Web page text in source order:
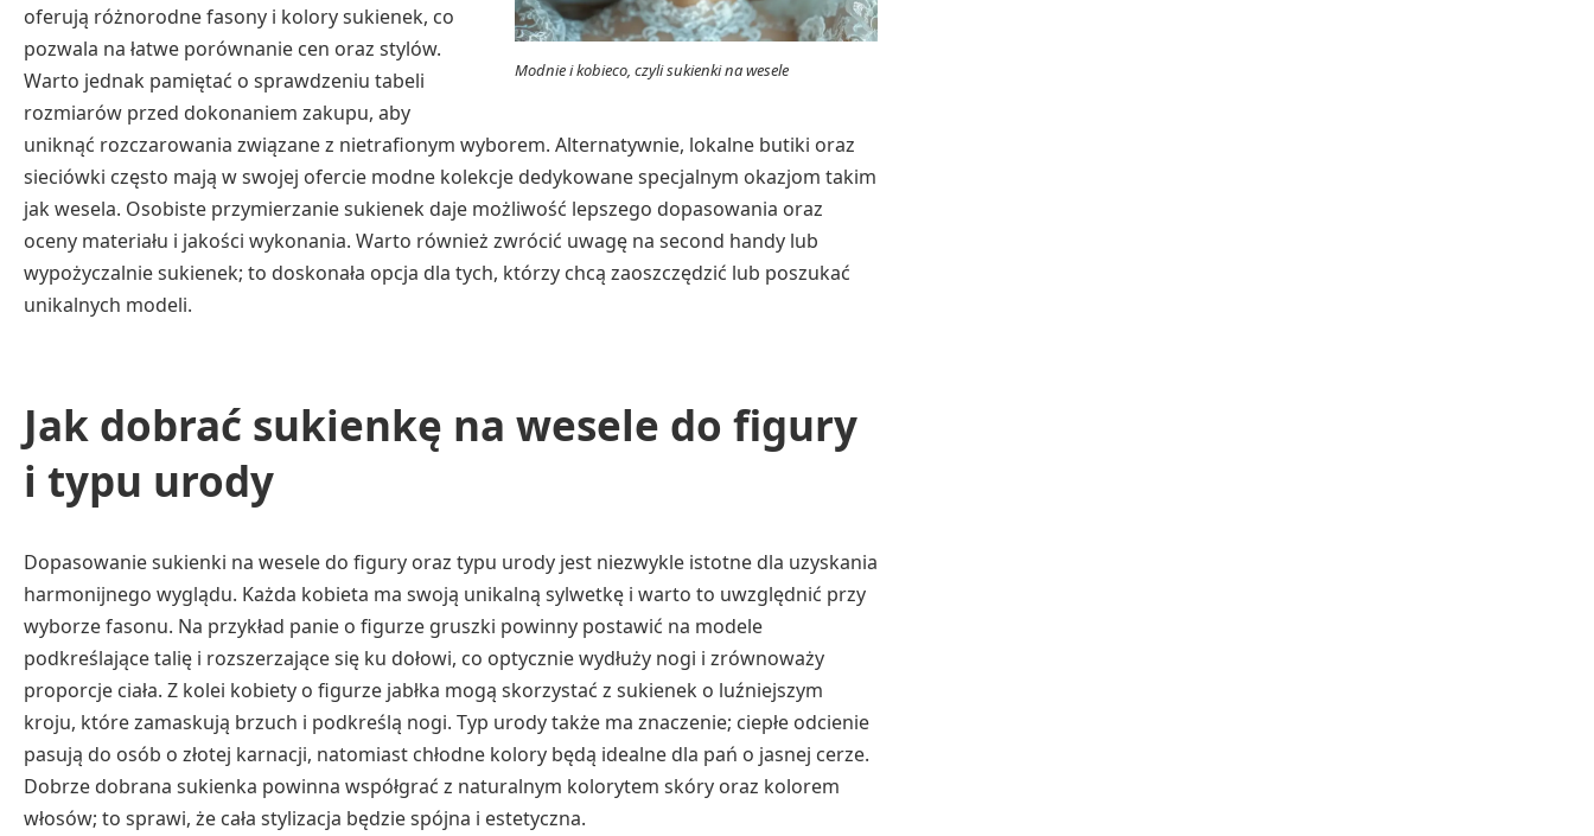
Modnie i kobieco, czyli sukienki na wesele
oferują różnorodne fasony i kolory sukienek, co
pozwala na łatwe porównanie cen oraz stylów.
Warto jednak pamiętać o sprawdzeniu tabeli
rozmiarów przed dokonaniem zakupu, aby
uniknąć rozczarowania związane z nietrafionym wyborem. Alternatywnie, lokalne butiki oraz
sieciówki często mają w swojej ofercie modne kolekcje dedykowane specjalnym okazjom takim
jak wesela. Osobiste przymierzanie sukienek daje możliwość lepszego dopasowania oraz
oceny materiału i jakości wykonania. Warto również zwrócić uwagę na second handy lub
wypożyczalnie sukienek; to doskonała opcja dla tych, którzy chcą zaoszczędzić lub poszukać
unikalnych modeli.
Jak dobrać sukienkę na wesele do figury
i typu urody
Dopasowanie sukienki na wesele do figury oraz typu urody jest niezwykle istotne dla uzyskania
harmonijnego wyglądu. Każda kobieta ma swoją unikalną sylwetkę i warto to uwzględnić przy
wyborze fasonu. Na przykład panie o figurze gruszki powinny postawić na modele
podkreślające talię i rozszerzające się ku dołowi, co optycznie wydłuży nogi i zrównoważy
proporcje ciała. Z kolei kobiety o figurze jabłka mogą skorzystać z sukienek o luźniejszym
kroju, które zamaskują brzuch i podkreślą nogi. Typ urody także ma znaczenie; ciepłe odcienie
pasują do osób o złotej karnacji, natomiast chłodne kolory będą idealne dla pań o jasnej cerze.
Dobrze dobrana sukienka powinna współgrać z naturalnym kolorytem skóry oraz kolorem
włosów; to sprawi, że cała stylizacja będzie spójna i estetyczna.